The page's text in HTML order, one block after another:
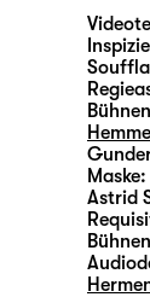
Maske:
Astrid